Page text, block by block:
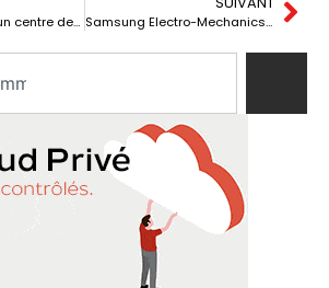
Google soutient un centre de données construit avec 2 000 téléphones Pixel recyclés Samsung Electro-Mechanics entre dans l’IA pour centres de données avec Qualcomm